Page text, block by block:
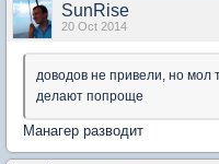
SunRise
20 Oct 2014
доводов не привели, но мол
делают попроще
Манагер разводит